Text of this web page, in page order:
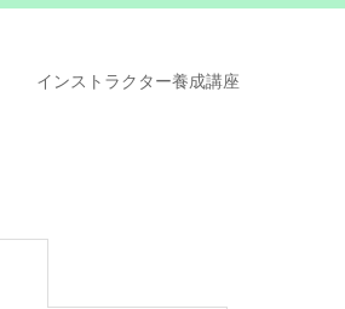
インストラクター養成講座